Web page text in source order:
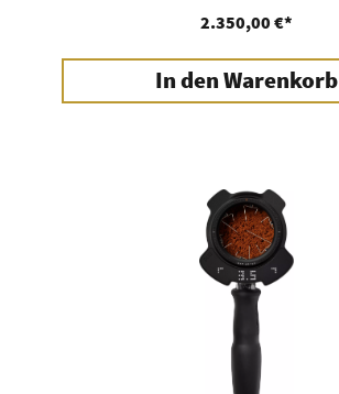
2.350,00 €*
In den Warenkorb